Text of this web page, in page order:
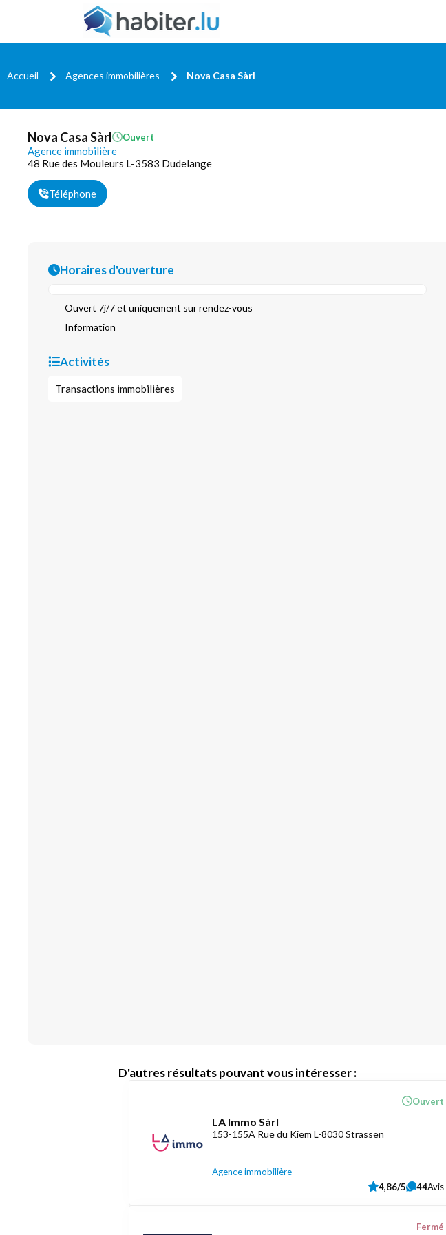
Accueil Agences immobilières Nova Casa Sàrl
Nova Casa Sàrl Ouvert
Agence immobilière
48 Rue des Mouleurs L-3583 Dudelange
Téléphone
Horaires d'ouverture
Ouvert 7j/7 et uniquement sur rendez-vous
Information
Activités
Transactions immobilières
D'autres résultats pouvant vous intéresser :
LA Immo Sàrl
153-155A Rue du Kiem L-8030 Strassen
Agence immobilière
Ouvert
4,86/5 44Avis
Fermé